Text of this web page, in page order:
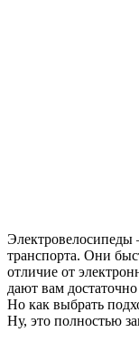
Электровелосипеды
транспорта. Они
отличие от
дают вам
Но как выбрать
Ну, это полностью